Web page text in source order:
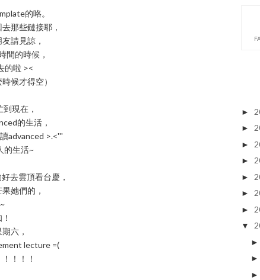
的咯。
那些鏈接耶，
請見諒，
間的時候，
的啦 ><
候才得空）
現在，
的生活，
advanced >.<'''
的生活~
去雲頂看台慶，
她們的，
六，
lecture =(
！！！
►
►
►
►
►
►
►
▼